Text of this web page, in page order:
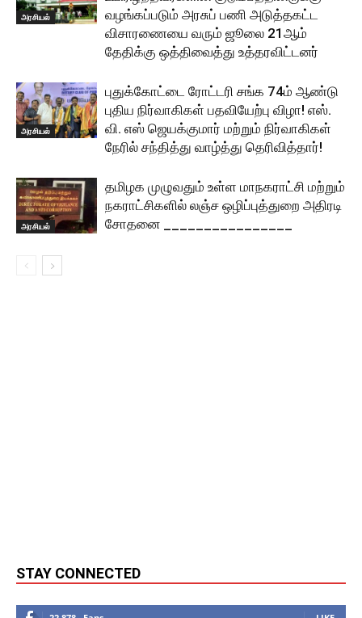
அரசியல்
வழங்கப்படும் அரசுப் பணி அடுத்தகட்ட
விசாரணையை வரும் ஜூலை 21ஆம்
தேதிக்கு ஒத்திவைத்து உத்தரவிட்டனர்
அரசியல்
புதுக்கோட்டை ரோட்டரி சங்க 74ம் ஆண்டு
புதிய நிர்வாகிகள் பதவியேற்பு விழா! எஸ்.
வி. எஸ் ஜெயக்குமார் மற்றும் நிர்வாகிகள்
நேரில் சந்தித்து வாழ்த்து தெரிவித்தார்!
அரசியல்
தமிழக முழுவதும் உள்ள மாநகராட்சி மற்றும்
நகராட்சிகளில் லஞ்ச ஒழிப்புத்துறை அதிரடி
சோதனை ________________
STAY CONNECTED